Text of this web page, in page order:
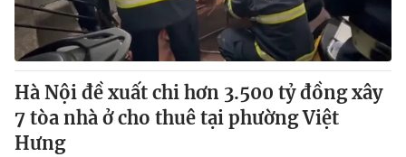
Thế giới đó đây
Câu chuyện quốc tế
Tài chính
Thị trường
Góc doanh nghiệp
Dữ liệu và đời sống
Truyền hình
Phim VTV
Giải trí
Hà Nội đề xuất chi hơn 3.500 tỷ đồng xây
7 tòa nhà ở cho thuê tại phường Việt
Hưng